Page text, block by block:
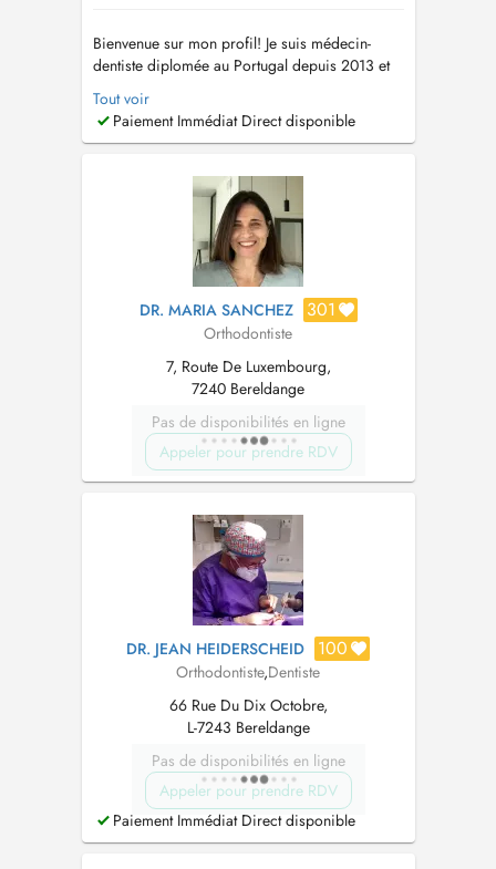
Bienvenue sur mon profil! Je suis médecin-
dentiste diplomée au Portugal depuis 2013 et
je me suis consacrée aux spécialités suivantes:
*Orthodontie (adultes et enfants) *Aligneurs
esthétiques (Clearcorrect) *Blanchiment
*Chirurgie * Dentisterie conse...
Tout voir
Paiement Immédiat Direct disponible
DR. MARIA SANCHEZ 301
Orthodontiste
7, Route De Luxembourg,
7240 Bereldange
Pas de disponibilités en ligne
Appeler pour prendre RDV
DR. JEAN HEIDERSCHEID 100
Orthodontiste,Dentiste
66 Rue Du Dix Octobre,
L-7243 Bereldange
Pas de disponibilités en ligne
Appeler pour prendre RDV
Paiement Immédiat Direct disponible